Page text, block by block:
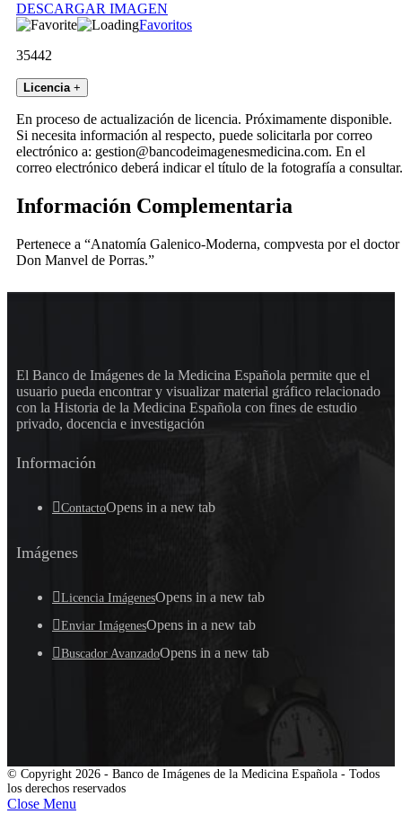
DESCARGAR IMAGEN
Favoritos
35442
Licencia +
En proceso de actualización de licencia. Próximamente disponible.
Si necesita información al respecto, puede solicitarla por correo
electrónico a: gestion@bancodeimagenesmedicina.com. En el
correo electrónico deberá indicar el título de la fotografía a consultar.
Información Complementaria
Pertenece a “Anatomía Galenico-Moderna, compvesta por el doctor
Don Manvel de Porras.”
El Banco de Imágenes de la Medicina Española permite que el
usuario pueda encontrar y visualizar material gráfico relacionado
con la Historia de la Medicina Española con fines de estudio
privado, docencia e investigación
Información
ContactoOpens in a new tab
Imágenes
Licencia ImágenesOpens in a new tab
Enviar ImágenesOpens in a new tab
Buscador AvanzadoOpens in a new tab
© Copyright 2026 - Banco de Imágenes de la Medicina Española - Todos
los derechos reservados
Close Menu